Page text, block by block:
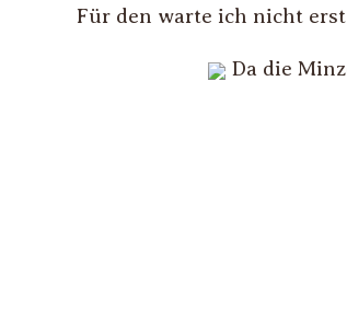
Für den warte ich nicht
Da die